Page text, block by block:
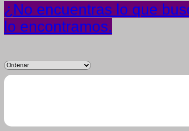
¿No encuentras lo que
lo encontramos.